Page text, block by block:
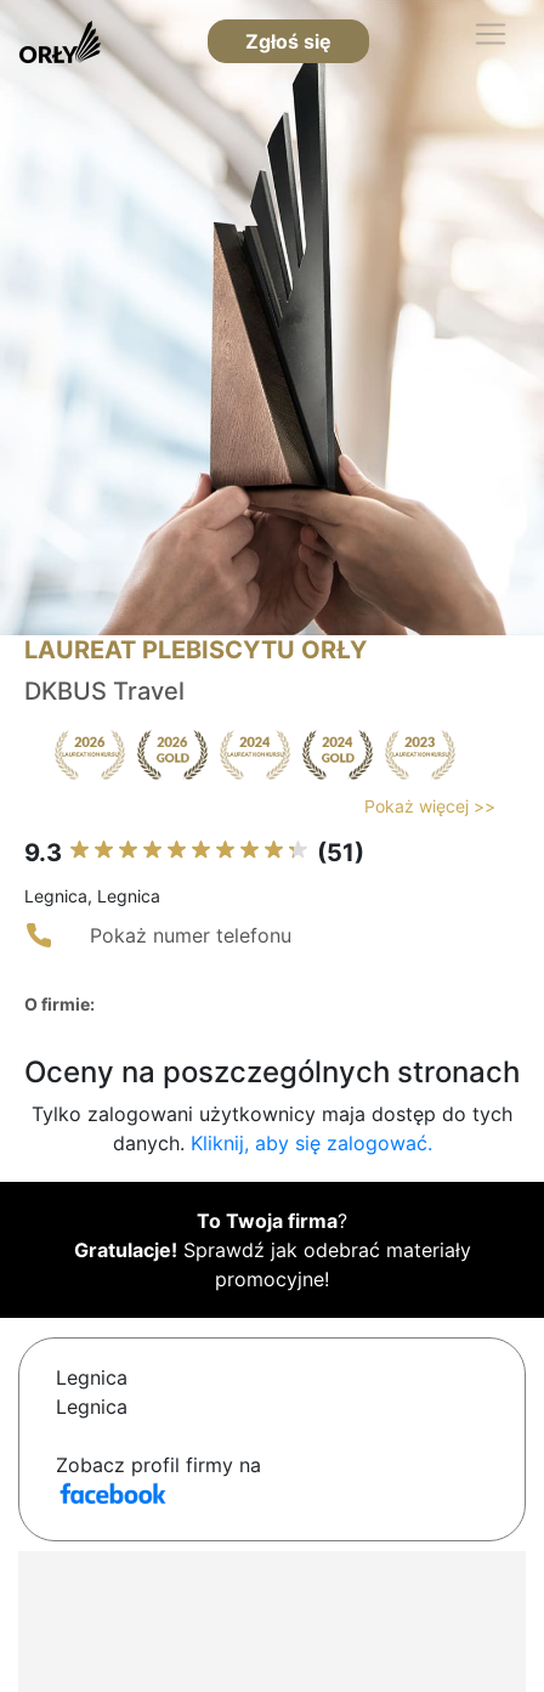
Zgłoś się
LAUREAT PLEBISCYTU ORŁY
DKBUS Travel
Pokaż więcej >>
9.3 (51)
Legnica, Legnica
Pokaż numer telefonu
O firmie:
Oceny na poszczególnych stronach
Tylko zalogowani użytkownicy maja dostęp do tych
danych. Kliknij, aby się zalogować.
To Twoja firma?
Gratulacje! Sprawdź jak odebrać materiały
promocyjne!
Legnica
Legnica
Zobacz profil firmy na